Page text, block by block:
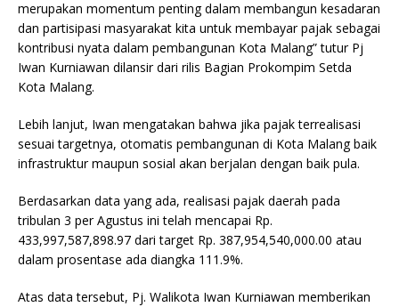
merupakan momentum penting dalam membangun kesadaran
dan partisipasi masyarakat kita untuk membayar pajak sebagai
kontribusi nyata dalam pembangunan Kota Malang” tutur Pj
Iwan Kurniawan dilansir dari rilis Bagian Prokompim Setda
Kota Malang.
Lebih lanjut, Iwan mengatakan bahwa jika pajak terrealisasi
sesuai targetnya, otomatis pembangunan di Kota Malang baik
infrastruktur maupun sosial akan berjalan dengan baik pula.
Berdasarkan data yang ada, realisasi pajak daerah pada
tribulan 3 per Agustus ini telah mencapai Rp.
433,997,587,898.97 dari target Rp. 387,954,540,000.00 atau
dalam prosentase ada diangka 111.9%.
Atas data tersebut, Pj. Walikota Iwan Kurniawan memberikan